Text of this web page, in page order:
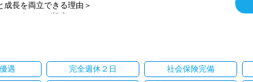
成長を両立できる理由＞
シスタントが担当
衝する機会が豊富
と積み上がる環境
遇 完全週休２日 社会保険完備